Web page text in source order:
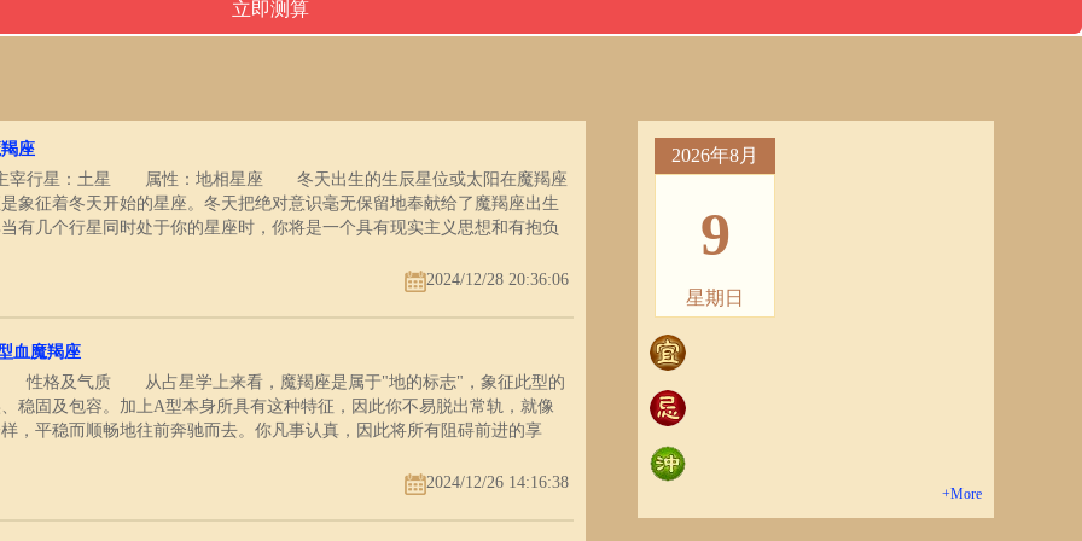
座
宰行星：土星 属性：地相星座 冬天出生的生辰星位或太阳在魔羯座
征着冬天开始的星座。冬天把绝对意识毫无保留地奉献给了魔羯座出生
有几个行星同时处于你的星座时，你将是一个具有现实主义思想和有抱负
害怕别人毫无意义的谈话会占据你宝贵的时间，也不能接受别人对你粗暴
慎可能会使你错过许多良机，于是你便会产生失望和怀才不遇之感。然
感的、勤奋的劳动者和杰出的组织者。如同攀登山峰一样，魔羯座的人的
的努力去换取。你的成功主要靠你艰苦奋斗的精神和你的工作能力，而不
欢碌碌无为，无所事事，你的实际感促使你不断地改进自己的工作质量和
并追求实实在在的结果。你渴望成功，也许这是为了补偿内心的某种需求
不会把感情与事业混为一谈。你的逻辑思想、客观态度和组织观念有可能
2024/12/28 20:36:06
血魔羯座
格及气质 从占星学上来看，魔羯座是属于"地的标志"，象征此型的
稳固及包容。加上A型本身所具有这种特征，因此你不易脱出常轨，就像
，平稳而顺畅地往前奔驰而去。你凡事认真，因此将所有阻碍前进的享
就是自己，不易对别人敞开胸怀，去相信别人，甚至去接纳别人。这种认
2024/12/26 14:16:38
2026年8月
9
星期日
+More